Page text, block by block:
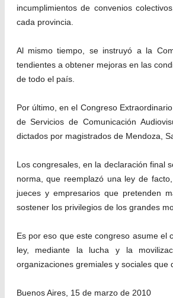
incumplimientos de convenios
cada provincia.
Al mismo tiempo, se instruyó a la
tendientes a obtener mejoras en las
de todo el país.
Por último, en el Congreso
de Servicios de Comunicación
dictados por magistrados de Mendoza,
Los congresales, en la declaración final
norma, que reemplazó una ley de
jueces y empresarios que pretenden
sostener los privilegios de los grandes
Es por eso que este congreso asume el
ley, mediante la lucha y la
organizaciones gremiales y sociales que
Buenos Aires, 15 de marzo de 2010